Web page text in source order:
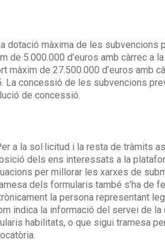
dotació màxima de les subvencions
de 5.000.000 d’euros amb càrrec a
màxim de 27.500.000 d’euros amb
La concessió de les subvencions
de concessió.
a la sol·licitud i la resta de tràmits
dels ens interessats a la
per millorar les xarxes de
dels formularis també s’ha de
la persona representant
indica la informació del servei de la
habilitats, o que sigui tramesa